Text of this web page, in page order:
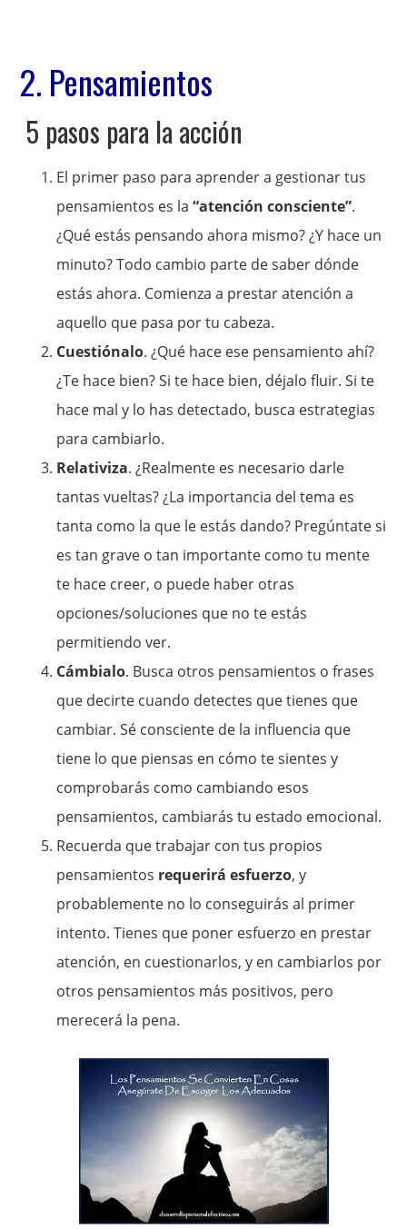
2. Pensamientos
5 pasos para la acción
El primer paso para aprender a gestionar tus
pensamientos es la “atención consciente”.
¿Qué estás pensando ahora mismo? ¿Y hace un
minuto? Todo cambio parte de saber dónde
estás ahora. Comienza a prestar atención a
aquello que pasa por tu cabeza.
Cuestiónalo. ¿Qué hace ese pensamiento ahí?
¿Te hace bien? Si te hace bien, déjalo fluir. Si te
hace mal y lo has detectado, busca estrategias
para cambiarlo.
Relativiza. ¿Realmente es necesario darle
tantas vueltas? ¿La importancia del tema es
tanta como la que le estás dando? Pregúntate si
es tan grave o tan importante como tu mente
te hace creer, o puede haber otras
opciones/soluciones que no te estás
permitiendo ver.
Cámbialo. Busca otros pensamientos o frases
que decirte cuando detectes que tienes que
cambiar. Sé consciente de la influencia que
tiene lo que piensas en cómo te sientes y
comprobarás como cambiando esos
pensamientos, cambiarás tu estado emocional.
Recuerda que trabajar con tus propios
pensamientos requerirá esfuerzo, y
probablemente no lo conseguirás al primer
intento. Tienes que poner esfuerzo en prestar
atención, en cuestionarlos, y en cambiarlos por
otros pensamientos más positivos, pero
merecerá la pena.